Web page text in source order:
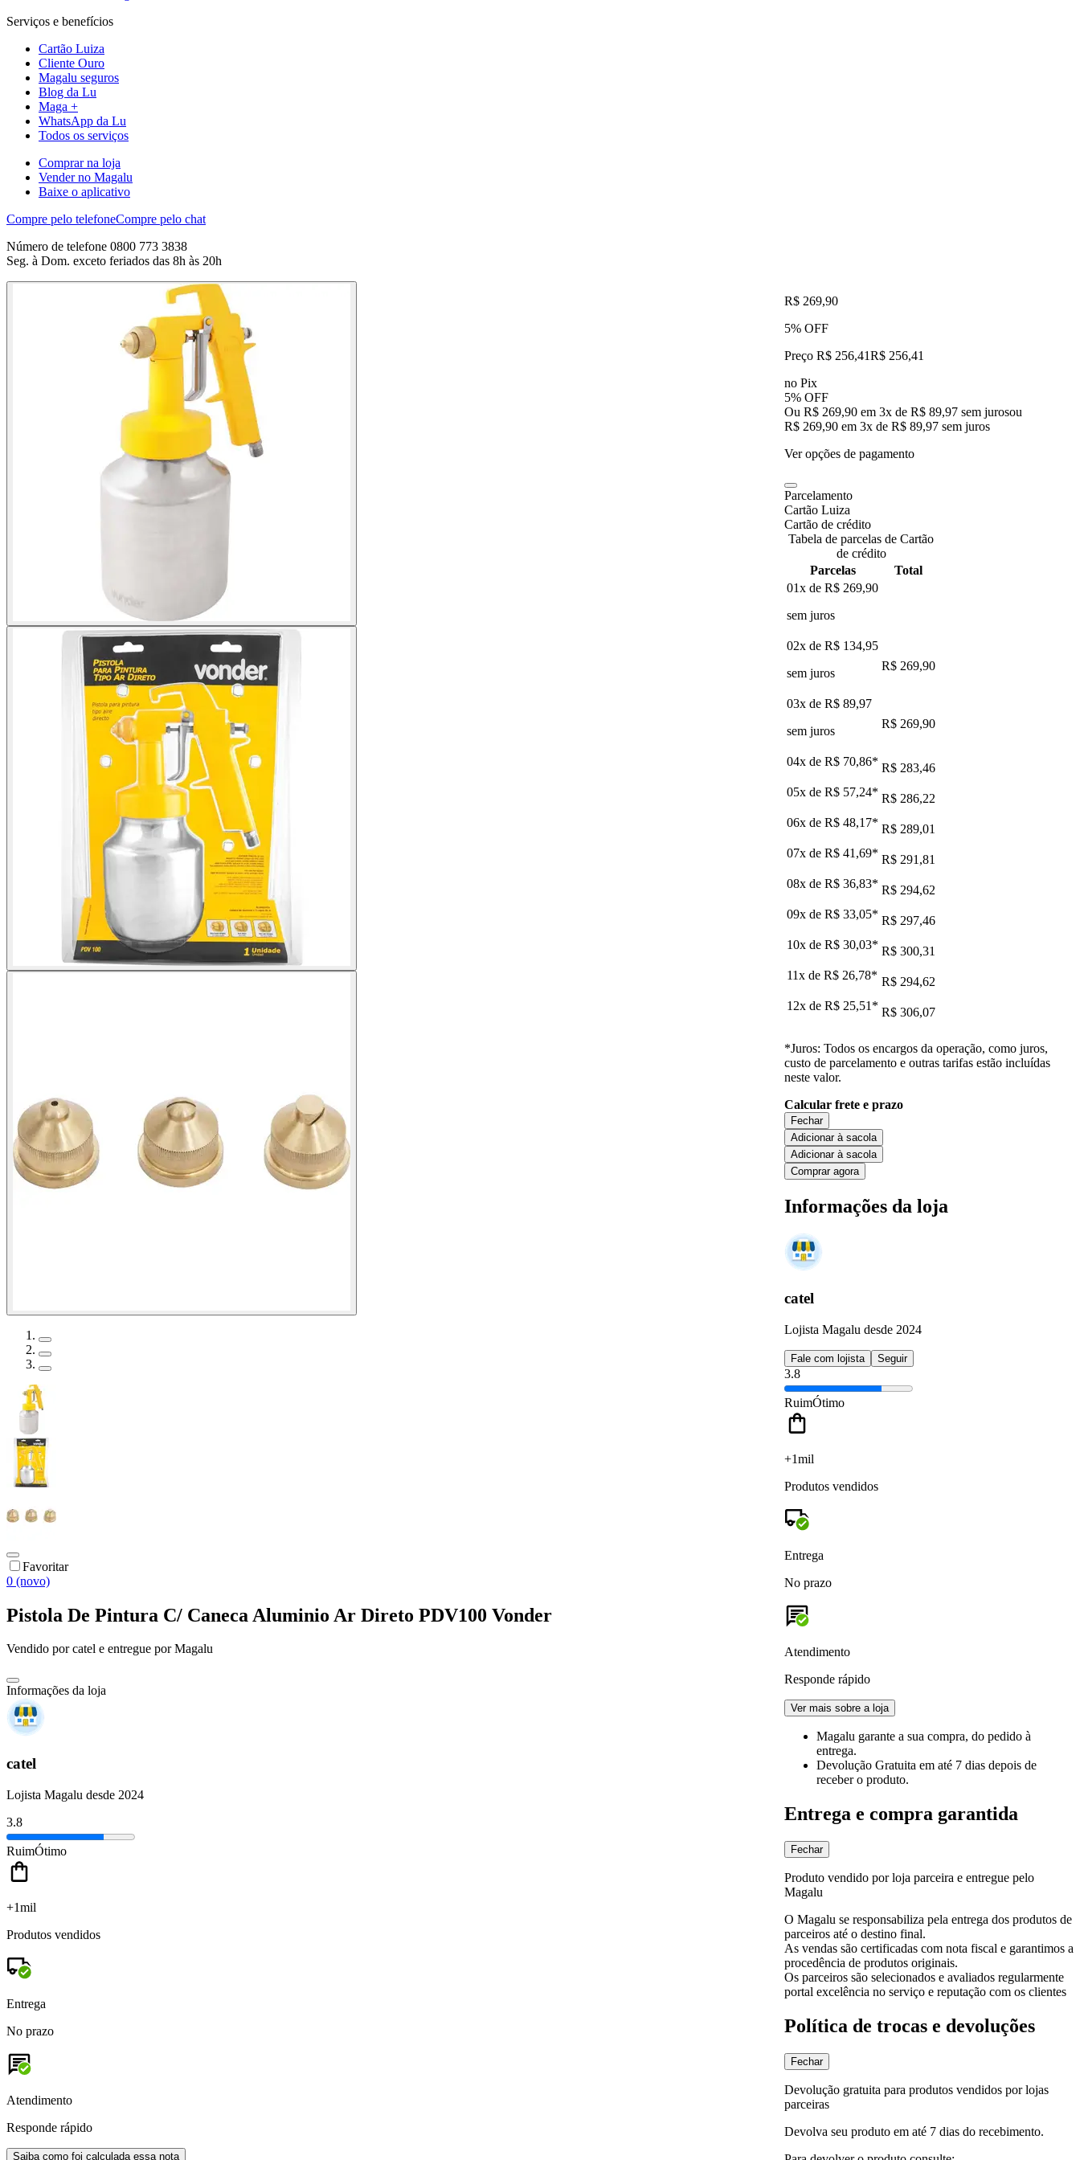
Serviços e benefícios
Cartão Luiza
Cliente Ouro
Magalu seguros
Blog da Lu
Maga +
WhatsApp da Lu
Todos os serviços
Comprar na loja
Vender no Magalu
Baixe o aplicativo
Compre pelo telefoneCompre pelo chat
Número de telefone 0800 773 3838
Seg. à Dom. exceto feriados das 8h às 20h
Favoritar
0 (novo)
Pistola De Pintura C/ Caneca Aluminio Ar Direto PDV100 Vonder
Vendido porcatel e entregue por Magalu
Informações da loja
catel
Lojista Magalu desde 2024
3.8
RuimÓtimo
+1mil
Produtos vendidos
Entrega
No prazo
Atendimento
Responde rápido
Saiba como foi calculada essa nota
R$ 269,90
5% OFF
Preço R$ 256,41R$ 256,41
no Pix
5% OFF
Ou R$ 269,90 em 3x de R$ 89,97 sem jurosou
R$ 269,90 em 3x de R$ 89,97 sem juros
Ver opções de pagamento
Parcelamento
Cartão Luiza
Cartão de crédito
Tabela de parcelas de Cartão
de crédito
Parcelas
Total
01x de R$ 269,90
sem juros
02x de R$ 134,95
sem juros
R$ 269,90
03x de R$ 89,97
sem juros
R$ 269,90
04x de R$ 70,86* R$ 283,46
05x de R$ 57,24* R$ 286,22
06x de R$ 48,17* R$ 289,01
07x de R$ 41,69* R$ 291,81
08x de R$ 36,83* R$ 294,62
09x de R$ 33,05* R$ 297,46
10x de R$ 30,03* R$ 300,31
11x de R$ 26,78* R$ 294,62
12x de R$ 25,51 * R$ 306,07
*Juros: Todos os encargos da operação, como juros,
custo de parcelamento e outras tarifas estão incluídas
neste valor.
Calcular frete e prazo
Fechar
Adicionar à sacola
Adicionar à sacola
Comprar agora
Informações da loja
catel
Lojista Magalu desde 2024
Fale com lojista Seguir
3.8
RuimÓtimo
+1mil
Produtos vendidos
Entrega
No prazo
Atendimento
Responde rápido
Ver mais sobre a loja
Magalu garante a sua compra, do pedido à
entrega.
Devolução Gratuita em até 7 dias depois de
receber o produto.
Entrega e compra garantida
Fechar
Produto vendido por loja parceira e entregue pelo
Magalu
O Magalu se responsabiliza pela entrega dos produtos de
parceiros até o destino final.
As vendas são certificadas com nota fiscal e garantimos a
procedência de produtos originais.
Os parceiros são selecionados e avaliados regularmente
portal excelência no serviço e reputação com os clientes
Política de trocas e devoluções
Fechar
Devolução gratuita para produtos vendidos por lojas
parceiras
Devolva seu produto em até 7 dias do recebimento.